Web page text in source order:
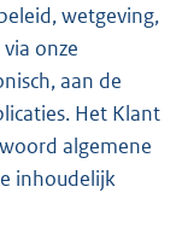
wetgeving,
onze
aan de
Het Klant
algemene
inhoudelijk